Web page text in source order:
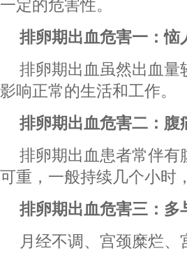
一定的危害性。
排卵期出血危害一：恼
排卵期出血虽然出血量
影响正常的生活和工作。
排卵期出血危害二：腹
排卵期出血患者常伴有
可重，一般持续几个小时
排卵期出血危害三：多
月经不调、宫颈糜烂